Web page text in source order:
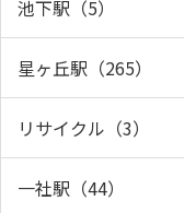
池下駅（5）
星ヶ丘駅（265）
リサイクル（3）
一社駅（44）